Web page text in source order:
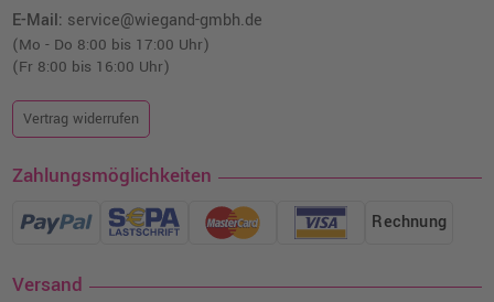
E-Mail: service@wiegand-gmbh.de
(Mo - Do 8:00 bis 17:00 Uhr)
(Fr 8:00 bis 16:00 Uhr)
Vertrag widerrufen
Zahlungsmöglichkeiten
Rechnung
Versand